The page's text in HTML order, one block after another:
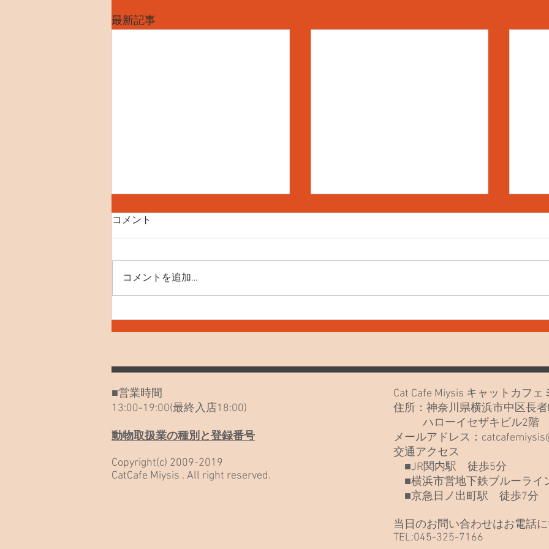
最新記事
のねこたち
なさい🙏
コメント
コメントを追加…
■営業時間
13:00-19:00(最終入店18:00)
動物取扱業の種別と登録番号
Copyright(c) 2009-2019
CatCafe Miysis . All right reserved.
Cat Cafe Miysis キャットカフ
住所：神奈川県横浜市中区長
ハローイセザキビル2階
メールアドレス：
交通アクセス
■JR関内駅 徒歩5分
■横浜市営地下鉄ブルーラ
■京急日ノ出町駅 徒歩7分
当日のお問い合わせはお電話
TEL:045-325-7166